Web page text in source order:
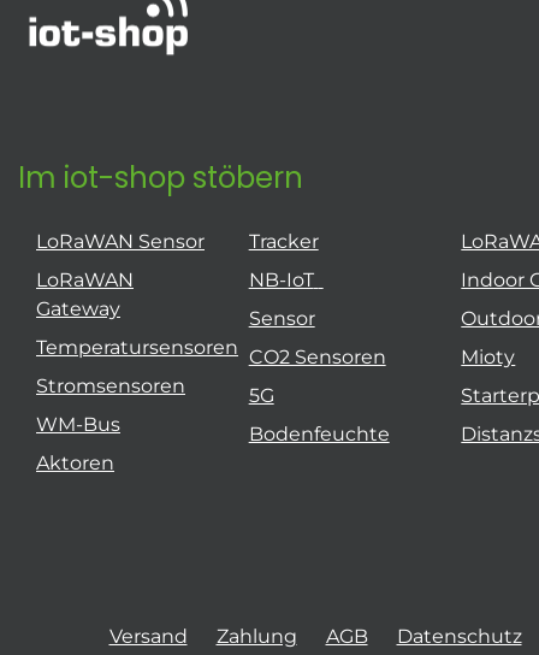
Im iot-shop stöbern
LoRaWAN Sensor
LoRaWAN
Gateway
Temperatursensoren
Stromsensoren
WM-Bus
Aktoren
Tracker
NB-IoT
Sensor
CO2 Sensoren
5G
Bodenfeuchte
Indoor
Mioty
Versand Zahlung AGB Datenschutz